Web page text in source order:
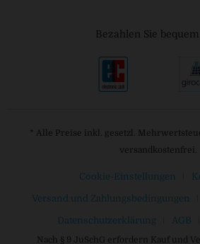
Bezahlen Sie
* Alle Preise inkl. gesetzl.
versandkostenfrei.
Cookie-Einstellungen
Versand und Zahlungsbedingungen
Datenschutzerklärung AGB
Nach § 9 JuSchG erfordern Kauf und